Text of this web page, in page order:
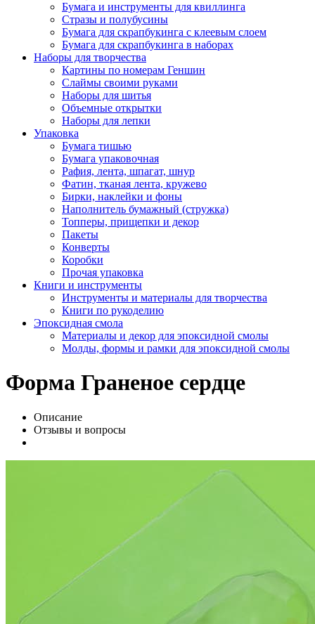
Бумага и инструменты для квиллинга
Стразы и полубусины
Бумага для скрапбукинга с клеевым слоем
Бумага для скрапбукинга в наборах
Наборы для творчества
Картины по номерам Геншин
Слаймы своими руками
Наборы для шитья
Объемные открытки
Наборы для лепки
Упаковка
Бумага тишью
Бумага упаковочная
Рафия, лента, шпагат, шнур
Фатин, тканая лента, кружево
Бирки, наклейки и фоны
Наполнитель бумажный (стружка)
Топперы, прищепки и декор
Пакеты
Конверты
Коробки
Прочая упаковка
Книги и инструменты
Инструменты и материалы для творчества
Книги по рукоделию
Эпоксидная смола
Материалы и декор для эпоксидной смолы
Молды, формы и рамки для эпоксидной смолы
Форма Граненое сердце
Описание
Отзывы и вопросы